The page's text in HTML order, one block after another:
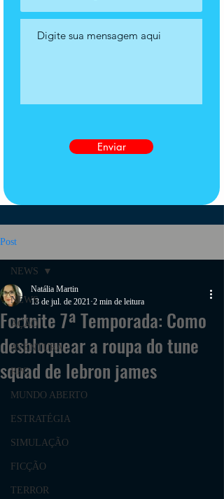
Enviar
Post
NEWS
AÇÃO
AVENTURA
RPG
MUNDO ABERTO
ESTRATÉGIA
SIMULAÇÃO
FICÇÃO
TERROR
NEWS
Fortnite 7ª Temporada: Como
desbloquear a roupa do tune
squad de lebron james
Natália Martin
13 de jul. de 2021 2 min de leitura